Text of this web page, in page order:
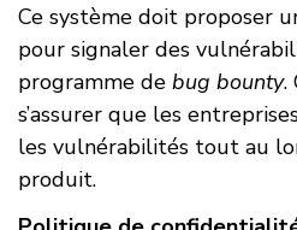
Ce système doit proposer
pour signaler des
programme de bug bounty.
s’assurer que les
les vulnérabilités tout au
produit.